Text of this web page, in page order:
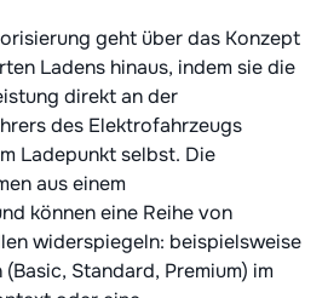
geht über das Konzept
Ladens hinaus, indem sie die
direkt an der
des Elektrofahrzeugs
Ladepunkt selbst. Die
aus einem
können eine Reihe von
widerspiegeln: beispielsweise
Standard, Premium) im